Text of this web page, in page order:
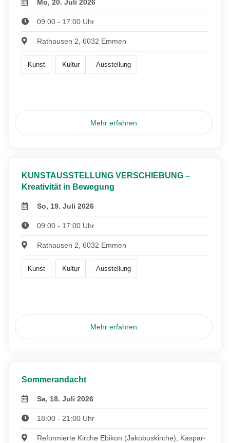
Mo, 20. Juli 2026
09:00 - 17:00 Uhr
Rathausen 2, 6032 Emmen
Kunst Kultur Ausstellung
Mehr erfahren
KUNSTAUSSTELLUNG VERSCHIEBUNG –
Kreativität in Bewegung
So, 19. Juli 2026
09:00 - 17:00 Uhr
Rathausen 2, 6032 Emmen
Kunst Kultur Ausstellung
Mehr erfahren
Sommerandacht
Sa, 18. Juli 2026
18:00 - 21:00 Uhr
Reformierte Kirche Ebikon (Jakobuskirche), Kaspar-